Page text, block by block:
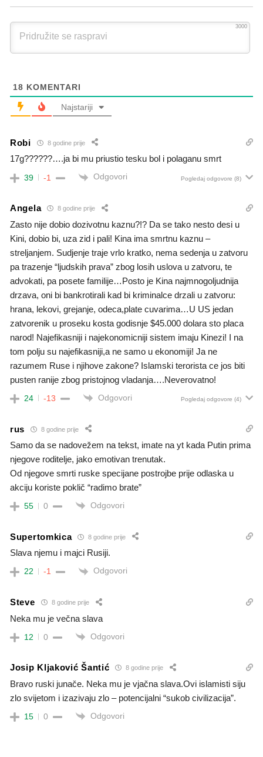
3000
18 KOMENTARI
Najstariji
Robi 8 godine prije
17g??????….ja bi mu priustio tesku bol i polaganu smrt
39 -1 Odgovori Pogledaj odgovore (8)
Angela 8 godine prije
Zasto nije dobio dozivotnu kaznu?!? Da se tako nesto desi u
Kini, dobio bi, uza zid i pali! Kina ima smrtnu kaznu –
streljanjem. Sudjenje traje vrlo kratko, nema sedenja u zatvoru
pa trazenje “ljudskih prava” zbog losih uslova u zatvoru, te
advokati, pa posete familije…Posto je Kina najmnogoljudnija
drzava, oni bi bankrotirali kad bi kriminalce drzali u zatvoru:
hrana, lekovi, grejanje, odeca,plate cuvarima…U US jedan
zatvorenik u proseku kosta godisnje $45.000 dolara sto placa
narod! Najefikasniji i najekonomicniji sistem imaju Kinezi! I na
tom polju su najefikasniji,a ne samo u ekonomiji! Ja ne
razumem Ruse i njihove zakone? Islamski terorista ce jos biti
pusten ranije zbog pristojnog vladanja….Neverovatno!
24 -13 Odgovori Pogledaj odgovore (4)
rus 8 godine prije
Samo da se nadovežem na tekst, imate na yt kada Putin prima
njegove roditelje, jako emotivan trenutak.
Od njegove smrti ruske specijane postrojbe prije odlaska u
akciju koriste poklič “radimo brate”
55 0 Odgovori
Supertomkica 8 godine prije
Slava njemu i majci Rusiji.
22 -1 Odgovori
Steve 8 godine prije
Neka mu je večna slava
12 0 Odgovori
Josip Kljaković Šantić 8 godine prije
Bravo ruski junače. Neka mu je vjačna slava.Ovi islamisti siju
zlo svijetom i izazivaju zlo – potencijalni “sukob civilizacija”.
15 0 Odgovori